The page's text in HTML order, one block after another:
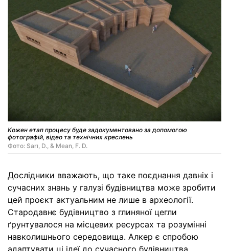
Кожен етап процесу буде задокументовано за допомогою
фотографій, відео та технічних креслень
Фото: Sarı, D., & Mean, F. D.
Дослідники вважають, що таке поєднання давніх і
сучасних знань у галузі будівництва може зробити
цей проєкт актуальним не лише в археології.
Стародавнє будівництво з глиняної цегли
ґрунтувалося на місцевих ресурсах та розумінні
навколишнього середовища. Алкер є спробою
адаптувати ці ідеї до сучасного будівництва,